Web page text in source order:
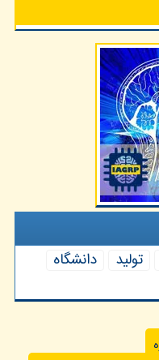
تولید
دانشگاه